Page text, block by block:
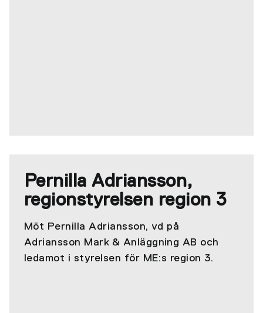
Pernilla Adriansson,
regionstyrelsen region 3
Möt Pernilla Adriansson, vd på
Adriansson Mark & Anläggning AB och
ledamot i styrelsen för ME:s region 3.